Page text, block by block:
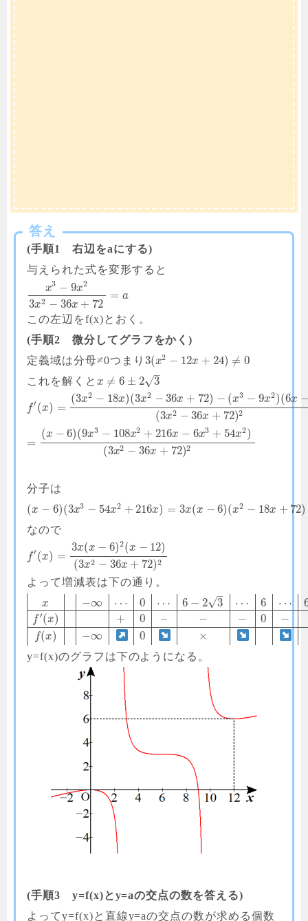
答え
(手順1 右辺をaにする)
与えられた式を変形すると
x3 − 9x2
3x2 − 36x + 72
= a
この左辺をf(x)とおく。
(手順2 微分してグラフをかく)
定義域は分母≠0つまり 3(x2 − 12x + 24) ≠ 0
これを解くと x ≠ 6 ± 2 3
–
√
f′ (x) =
(3x2 − 18x)(3x2 − 36x + 72) − (x3 − 9x2)(6x
(3x2 − 36x + 72)2
=
(x − 6)(9x3 − 108x2 + 216x − 6x3 + 54x2)
(3x2 − 36x + 72)2
分子は
(x − 6)(3x3 − 54x2 + 216x) = 3x(x − 6)(x2 − 18x + 72)
なので
f′ (x) =
3x(x − 6)2(x − 12)
(3x2 − 36x + 72)2
よって増減表は下の通り。
x
f ′(x)
f(x)
−∞
−∞
⋯
+
0
0
0
⋯
–
6 − 2 3
–
√
−
×
⋯
−
6
0
⋯
−
y=f(x)のグラフは下のようになる。
(手順3 y=f(x)とy=aの交点の数を答える)
よってy=f(x)と直線y=aの交点の数が求める個数